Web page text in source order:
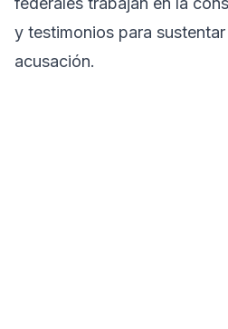
y testimonios para
acusación.